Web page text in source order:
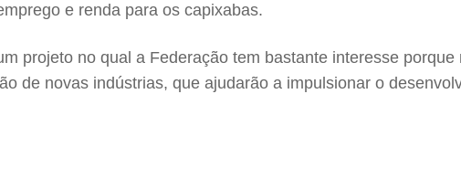
e renda para os capixabas.
projeto no qual a Federação tem bastante interesse
de novas indústrias, que ajudarão a impulsionar o